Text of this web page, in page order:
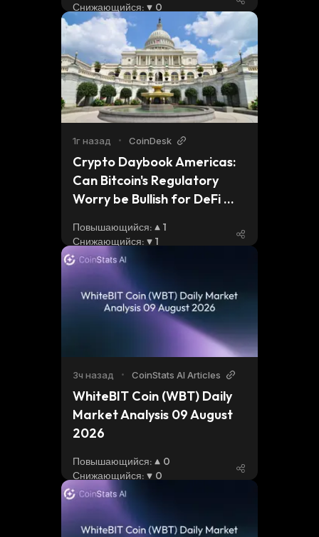
Снижающийся: 0
1г назад • CoinDesk
Crypto Daybook Americas:
Can Bitcoin's Regulatory
Worry be Bullish for DeFi
Повышающийся:
1
Снижающийся: 1
3ч назад • CoinStats AI Articles
WhiteBIT Coin (WBT) Daily
Market Analysis 09 August
2026
Повышающийся:
0
Снижающийся: 0